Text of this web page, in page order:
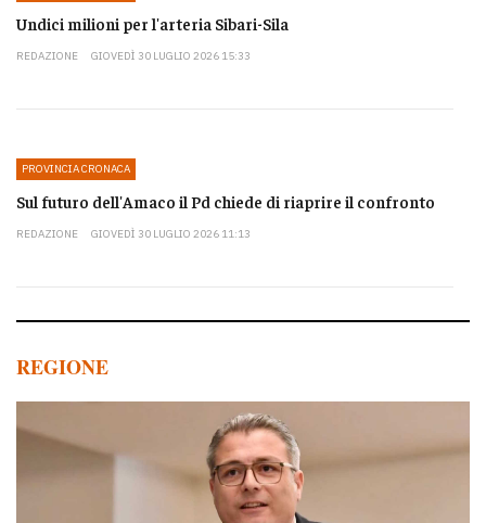
Undici milioni per l'arteria Sibari-Sila
REDAZIONE GIOVEDÌ 30 LUGLIO 2026 15:33
PROVINCIA CRONACA
Sul futuro dell'Amaco il Pd chiede di riaprire il confronto
REDAZIONE GIOVEDÌ 30 LUGLIO 2026 11:13
REGIONE